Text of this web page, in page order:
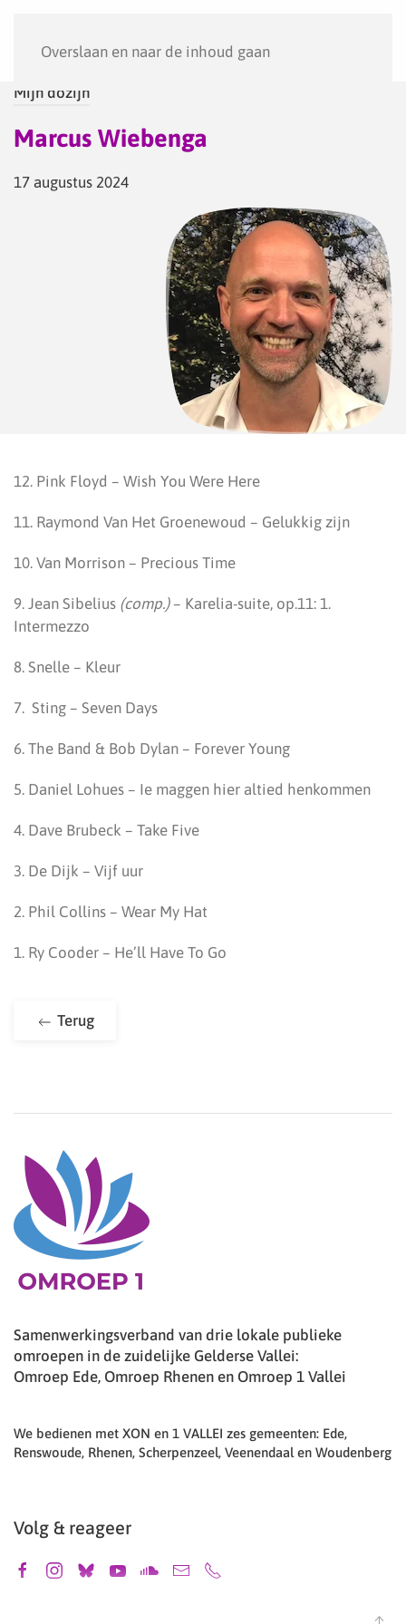
Overslaan en naar de inhoud gaan
Mijn dozijn
Marcus Wiebenga
17 augustus 2024
12. Pink Floyd – Wish You Were Here
11. Raymond Van Het Groenewoud – Gelukkig zijn
10. Van Morrison – Precious Time
9. Jean Sibelius (comp.)– Karelia-suite, op.11: 1.
Intermezzo
8. Snelle – Kleur
7. Sting – Seven Days
6. The Band & Bob Dylan – Forever Young
5. Daniel Lohues – Ie maggen hier altied henkommen
4. Dave Brubeck – Take Five
3. De Dijk – Vijf uur
2. Phil Collins – Wear My Hat
1. Ry Cooder – He’ll Have To Go
Terug
Samenwerkingsverband van drie lokale publieke
omroepen in de zuidelijke Gelderse Vallei:
Omroep Ede, Omroep Rhenen en Omroep 1 Vallei
We bedienen met XON en 1 VALLEI zes gemeenten: Ede,
Renswoude, Rhenen, Scherpenzeel, Veenendaal en Woudenberg
Volg & reageer